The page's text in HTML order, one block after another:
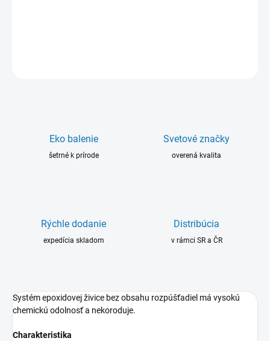
Eko balenie
šetrné k prírode
Svetové značky
overená kvalita
Rýchle dodanie
expedícia skladom
Distribúcia
v rámci SR a ČR
Systém epoxidovej živice bez obsahu rozpúšťadiel má vysokú
chemickú odolnosť a nekoroduje.
Charakteristika